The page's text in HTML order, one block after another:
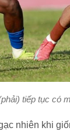
tiếp tục có
nhiên khi